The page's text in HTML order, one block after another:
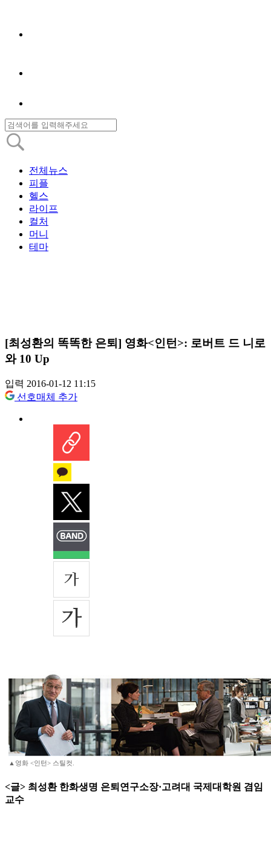
전체뉴스
피플
헬스
라이프
컬처
머니
테마
[최성환의 똑똑한 은퇴] 영화<인턴>: 로버트 드 니로
와 10 Up
입력 2016-01-12 11:15
선호매체 추가
▲영화 <인턴> 스틸컷.
<글> 최성환 한화생명 은퇴연구소장·고려대 국제대학원 겸임
교수